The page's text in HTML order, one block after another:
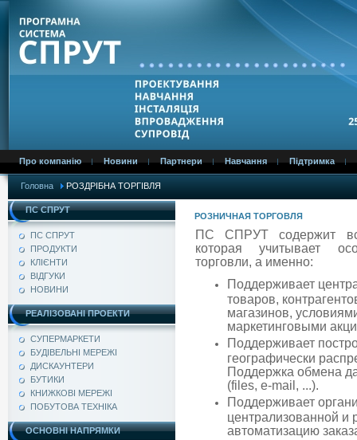
Про компанію Новини Партнери Навчання Підтримка
Головна РОЗДРІБНА ТОРГІВЛЯ
ПС СПРУТ
ПС СПРУТ
ПРОДУКТИ
КЛІЄНТИ
ВІДГУКИ
НОВИНИ
РЕАЛІЗОВАНІ ПРОЕКТИ
СУПЕРМАРКЕТИ
БУДІВЕЛЬНІ МЕРЕЖІ
ДИСКАУНТЕРИ
БУТИКИ
КНИЖКОВІ МЕРЕЖІ
ПОБУТОВА ТЕХНІКА
ОСНОВНІ НАПРЯМКИ
РОЗНИЧНАЯ ТОРГОВЛЯ
ПС СПРУТ содержит
которая учитывает
торговли, а именно:
Поддерживает
товаров,
магазинов,
маркетинговыми
Поддерживает
географически
Поддержка обмена
(files, e-mail, ...).
Поддерживает
централизованной и
автоматизацию